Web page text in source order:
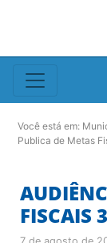
Você está em:
Publica de Metas
FISCAIS